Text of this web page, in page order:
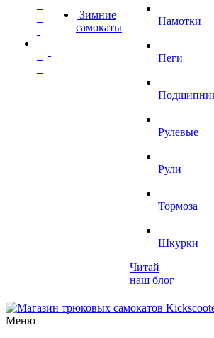
Зимние
самокаты
Намотки
Пеги
Рулевые
Рули
Тормоза
Шкурки
Читай
наш блог
Меню